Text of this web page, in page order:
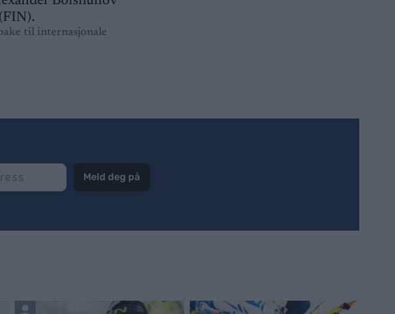
til internasjonale
Meld deg på